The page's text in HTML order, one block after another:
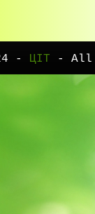
- ЦІТ - All